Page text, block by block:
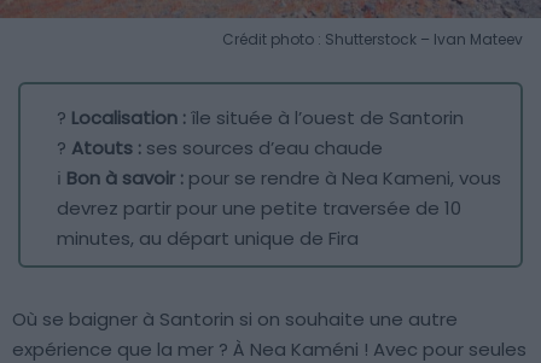
Crédit photo : Shutterstock – Ivan Mateev
? Localisation :île située à l’ouest de Santorin
? Atouts : ses sources d’eau chaude
ℹ️ Bon à savoir : pour se rendre à Nea Kameni, vous
devrez partir pour une petite traversée de 10
minutes, au départ unique de Fira
Où se baigner à Santorin si on souhaite une autre
expérience que la mer ? À Nea Kaméni ! Avec pour seules